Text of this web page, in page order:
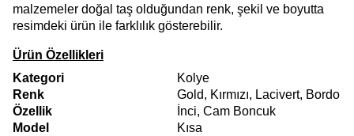
malzemeler doğal taş olduğundan renk, şekil ve boyutta
resimdeki ürün ile farklılık gösterebilir.
Ürün Özellikleri
Kategori
Kolye
Renk
Gold, Kırmızı, Lacivert, Bordo
Özellik
İnci, Cam Boncuk
Model
Kısa